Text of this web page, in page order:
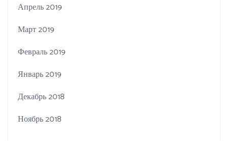
Апрель 2019
Март 2019
Февраль 2019
Январь 2019
Декабрь 2018
Ноябрь 2018